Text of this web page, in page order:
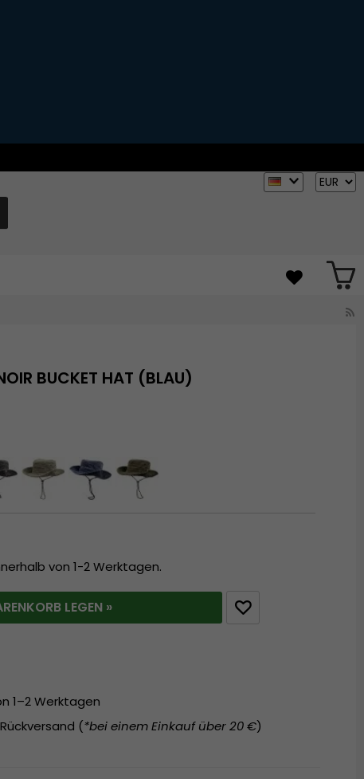
BUCKET HAT (BLAU)
von 1-2 Werktagen.
LEGEN »
1–2 Werktagen
(*bei einem Einkauf über 20 €)